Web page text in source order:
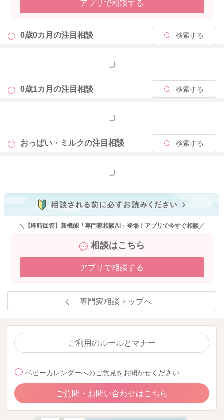
アプリで相談する
0歳0カ月の注目相談 検索する
もっと見る
0歳1カ月の注目相談 検索する
もっと見る
おっぱい・ミルクの注目相談 検索する
もっと見る
＼【即時回答】新機能「専門家相談AI」登場！アプリで今すぐ相談／
相談はこちら
アプリで相談する
専門家相談トップへ
ご利用のルールとマナー
ベビーカレンダーへのご意見をお聞かせください
ご質問・お問い合わせはこちら